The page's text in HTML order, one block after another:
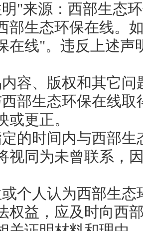
"来源：西部生态
部生态环保在线。
在线"。违反上述声
容、版权和其它
部生态环保在线
或更正。
的时间内与西部
视同为未曾联系，
个人认为西部生
权益，应及时向西